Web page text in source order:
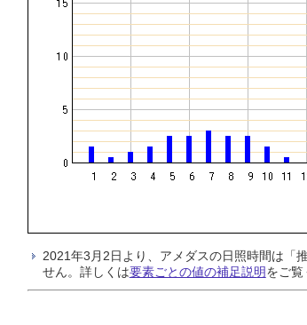
2021年3月2日より、アメダスの日照時間は「
せん。詳しくは要素ごとの値の補足説明をご覧